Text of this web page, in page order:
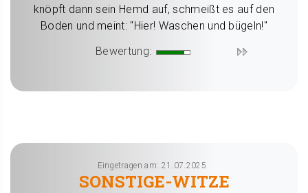
knöpft dann sein Hemd auf, schmeißt es auf den
Boden und meint: "Hier! Waschen und bügeln!"
Bewertung:
Eingetragen am: 21.07.2025
SONSTIGE-WITZE